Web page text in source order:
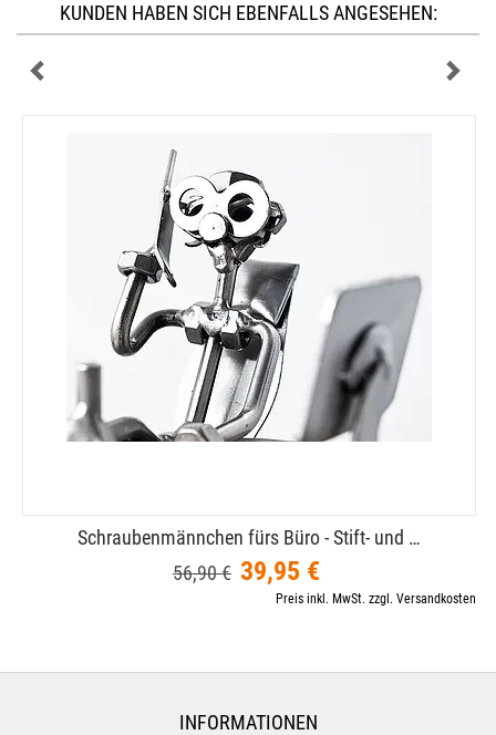
KUNDEN HABEN SICH EBENFALLS ANGESEHEN:
Schraubenmännchen fürs Büro - Stift- und …
56,90 € 39,95 €
Preis inkl. MwSt. zzgl. Versandkosten
INFORMATIONEN